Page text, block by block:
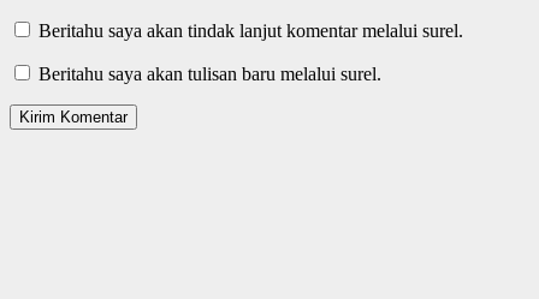
Beritahu saya akan tindak lanjut komentar melalui surel.
Beritahu saya akan tulisan baru melalui surel.